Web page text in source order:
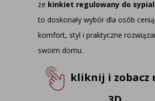
że kinkiet regulowany do
to doskonały wybór dla osób
komfort, styl i praktyczne
swoim domu.
kliknij i zobacz